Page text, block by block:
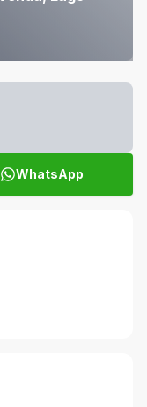
WhatsApp